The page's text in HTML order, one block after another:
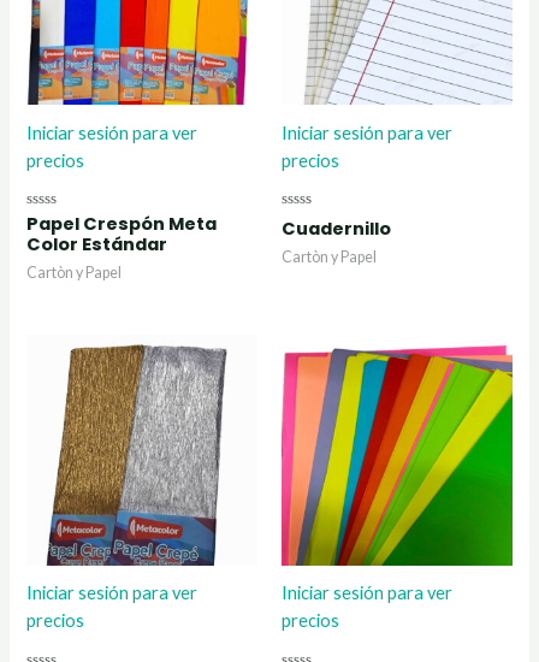
Iniciar sesión para ver
precios
Valorado
con
0
de
5
Papel Crespón Meta
Color Estándar
Cartòn y Papel
Iniciar sesión para ver
precios
Valorado
con
0
de
Cuadernillo
Cartòn y Papel
Iniciar sesión para ver
precios
Iniciar sesión para ver
precios